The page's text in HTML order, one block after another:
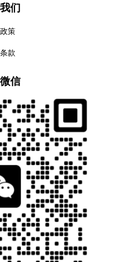
们
策
款
信